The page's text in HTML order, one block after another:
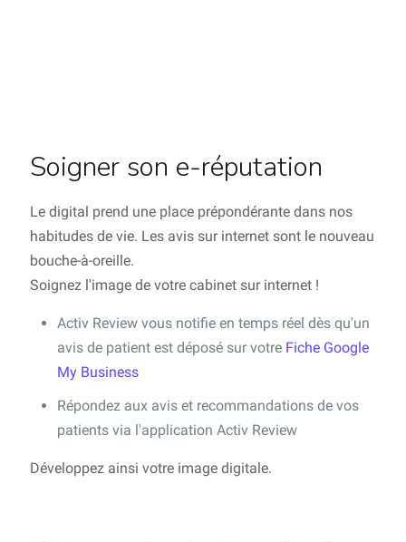
Soigner son e-réputation
Le digital prend une place prépondérante dans nos
habitudes de vie. Les avis sur internet sont le nouveau
bouche-à-oreille.
Soignez l'image de votre cabinet sur internet !
Activ Review vous notifie en temps réel dès qu'un
avis de patient est déposé sur votre Fiche Google
My Business
Répondez aux avis et recommandations de vos
patients via l'application Activ Review
Développez ainsi votre image digitale.